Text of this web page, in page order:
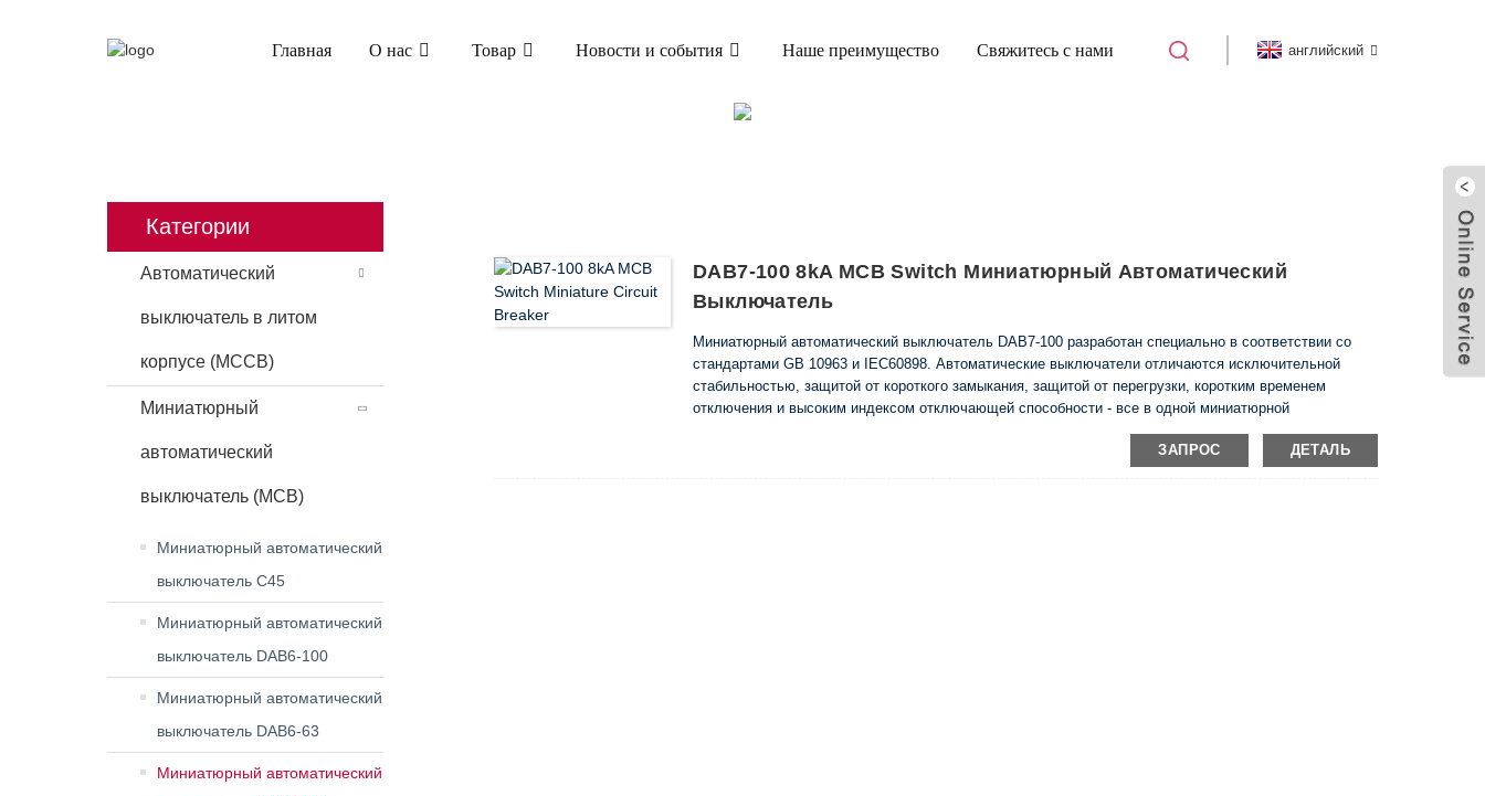
Главная О нас Товар Новости и события Наше преимущество Свяжитесь с нами английский
Категории
Автоматический
выключатель в литом
корпусе (MCCB)
Миниатюрный
автоматический
выключатель (MCB)
Миниатюрный автоматический
выключатель C45
Миниатюрный автоматический
выключатель DAB6-100
Миниатюрный автоматический
выключатель DAB6-63
Миниатюрный автоматический
DAB7-100 8kA MCB Switch Миниатюрный Автоматический
Выключатель
Миниатюрный автоматический выключатель DAB7-100 разработан специально в соответствии со
стандартами GB 10963 и IEC60898. Автоматические выключатели отличаются исключительной
стабильностью, защитой от короткого замыкания, защитой от перегрузки, коротким временем
отключения и высоким индексом отключающей способности - все в одной миниатюрной
Автоматические выключатели устанавливаются для защиты контакторов, реле и другого
ЗАПРОС ДЕТАЛЬ